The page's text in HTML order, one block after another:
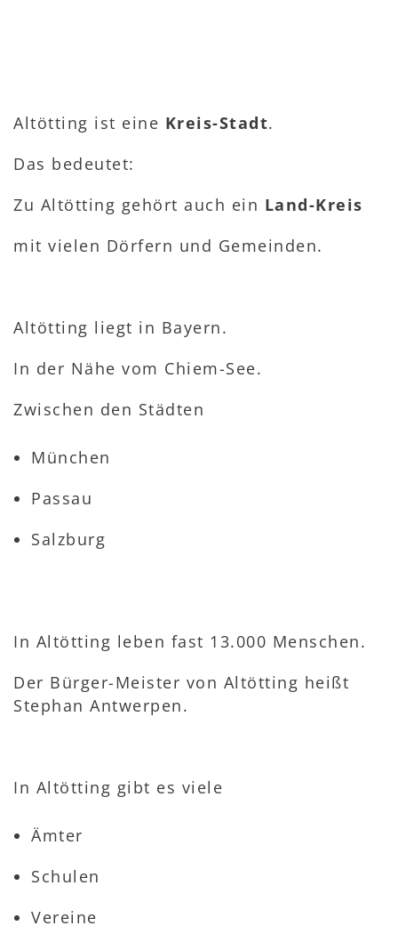
Altötting ist eine Kreis-Stadt.
Das bedeutet:
Zu Altötting gehört auch ein Land-Kreis
mit vielen Dörfern und Gemeinden.
Altötting liegt in Bayern.
In der Nähe vom Chiem-See.
Zwischen den Städten
München
Passau
Salzburg
In Altötting leben fast 13.000 Menschen.
Der Bürger-Meister von Altötting heißt
Stephan Antwerpen.
In Altötting gibt es viele
Ämter
Schulen
Vereine